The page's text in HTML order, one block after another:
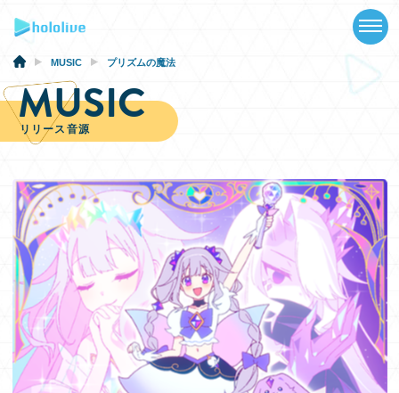
SCHEDULE
EVENTS
VIDEOS
MUSIC
GOODS
MUSIC プリズムの魔法
MUSIC
リリース音源